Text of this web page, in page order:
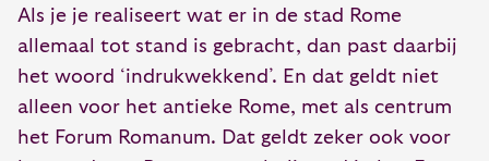
Als je je realiseert wat er in de stad Rome
allemaal tot stand is gebracht, dan past daarbij
het woord ‘indrukwekkend’. En dat geldt niet
alleen voor het antieke Rome, met als centrum
het Forum Romanum. Dat geldt zeker ook voor